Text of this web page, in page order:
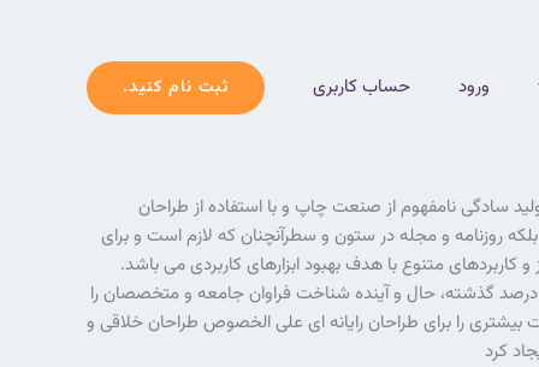
ورود حساب کاربری ثبت نام کنید.
سادگی نامفهوم از صنعت چاپ و با استفاده از طراحان
روزنامه و مجله در ستون و سطرآنچنان که لازم است و برای
کاربردهای متنوع با هدف بهبود ابزارهای کاربردی می باشد.
گذشته، حال و آینده شناخت فراوان جامعه و متخصصان را
بیشتری را برای طراحان رایانه ای علی الخصوص طراحان خلاقی و
کرد